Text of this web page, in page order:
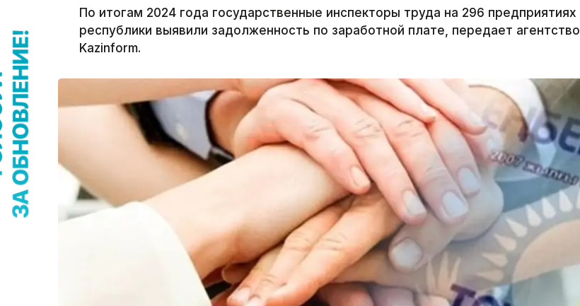
По итогам 2024 года государственные инспекторы труда на 296 предприятиях
республики выявили задолженность по заработной плате, передает агентство
Kazinform.